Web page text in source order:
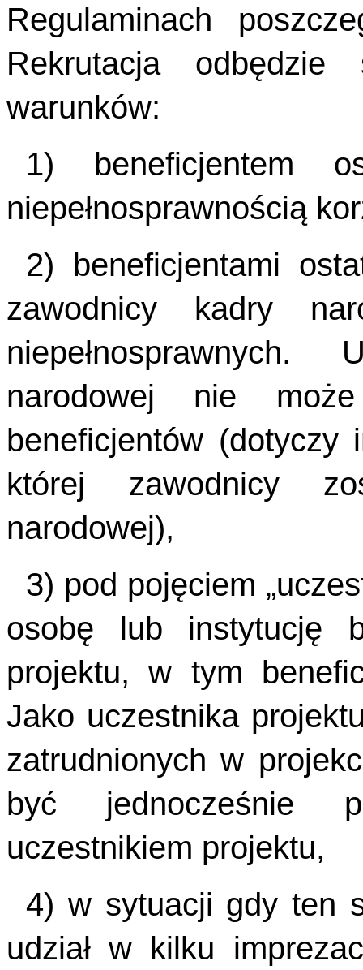
Regulaminach
Rekrutacja
warunków:
1) beneficjentem
niepełnosprawnością
2) beneficjentami
zawodnicy kadry
narodowej nie
beneficjentów
której zawodnicy
narodowej),
3) pod pojęciem
osobę lub instytucję
projektu, w tym
Jako uczestnika
zatrudnionych w
być jednocześnie
uczestnikiem projektu,
4) w sytuacji gdy ten
udział w kilku